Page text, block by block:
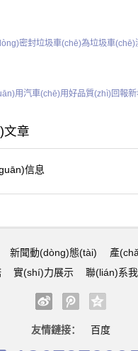
密封垃圾車(chē)為垃圾車(chē)
用汽車(chē)用好品質(zhì)回報
文章
信息
新聞動(dòng)態(tài) 產
實(shí)力展示 聯(lián)系
友情鏈接： 百度